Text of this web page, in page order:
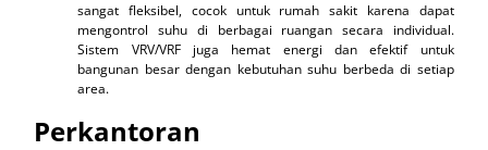
sangat fleksibel, cocok untuk rumah sakit karena dapat
mengontrol suhu di berbagai ruangan secara individual.
Sistem VRV/VRF juga hemat energi dan efektif untuk
bangunan besar dengan kebutuhan suhu berbeda di setiap
area.
Perkantoran